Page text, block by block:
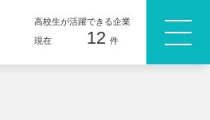
高校生が活躍できる企業
現在
12 件